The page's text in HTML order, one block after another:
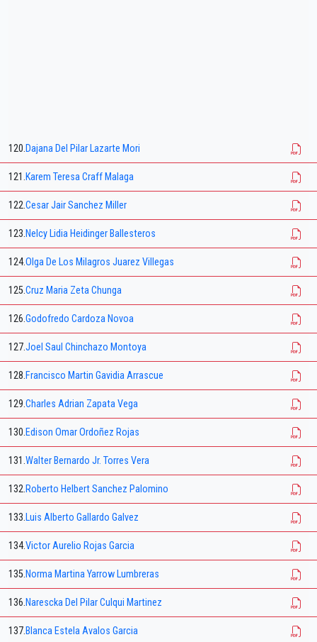
120.Dajana Del Pilar Lazarte Mori
121.Karem Teresa Craff Malaga
122.Cesar Jair Sanchez Miller
123.Nelcy Lidia Heidinger Ballesteros
124.Olga De Los Milagros Juarez Villegas
125.Cruz Maria Zeta Chunga
126.Godofredo Cardoza Novoa
127.Joel Saul Chinchazo Montoya
128.Francisco Martin Gavidia Arrascue
129.Charles Adrian Zapata Vega
130.Edison Omar Ordoñez Rojas
131.Walter Bernardo Jr. Torres Vera
132.Roberto Helbert Sanchez Palomino
133.Luis Alberto Gallardo Galvez
134.Victor Aurelio Rojas Garcia
135.Norma Martina Yarrow Lumbreras
136.Narescka Del Pilar Culqui Martinez
137.Blanca Estela Avalos Garcia